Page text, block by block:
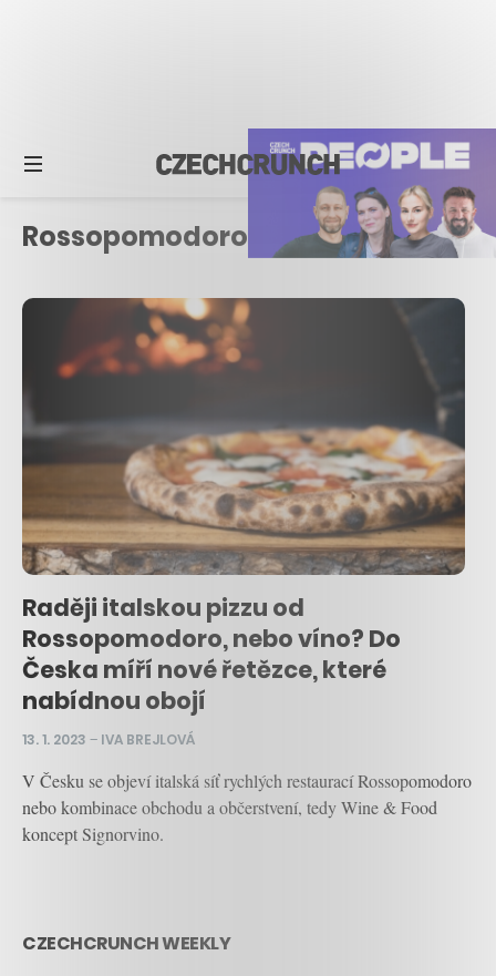
Rossopomodoro
Raději italskou pizzu od
Rossopomodoro, nebo víno? Do
Česka míří nové řetězce, které
nabídnou obojí
13. 1. 2023 – IVA BREJLOVÁ
V Česku se objeví italská síť rychlých restaurací Rossopomodoro
nebo kombinace obchodu a občerstvení, tedy Wine & Food
koncept Signorvino.
CZECHCRUNCH WEEKLY